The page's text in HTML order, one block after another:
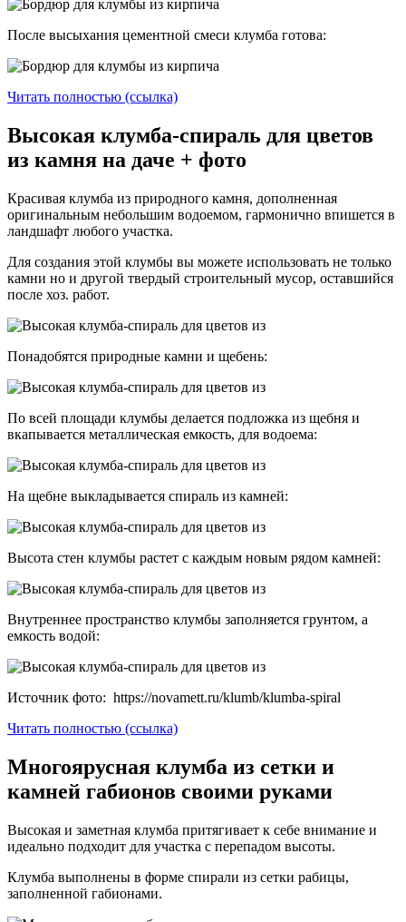
После высыхания цементной смеси клумба готова:
Читать полностью (ссылка)
Высокая клумба-спираль для цветов
из камня на даче + фото
Красивая клумба из природного камня, дополненная
оригинальным небольшим водоемом, гармонично впишется в
ландшафт любого участка.
Для создания этой клумбы вы можете использовать не только
камни но и другой твердый строительный мусор, оставшийся
после хоз. работ.
Понадобятся природные камни и щебень:
По всей площади клумбы делается подложка из щебня и
вкапывается металлическая емкость, для водоема:
На щебне выкладывается спираль из камней:
Высота стен клумбы растет с каждым новым рядом камней:
Внутреннее пространство клумбы заполняется грунтом, а
емкость водой:
Источник фото: https://novamett.ru/klumb/klumba-spiral
Читать полностью (ссылка)
Многоярусная клумба из сетки и
камней габионов своими руками
Высокая и заметная клумба притягивает к себе внимание и
идеально подходит для участка с перепадом высоты.
Клумба выполнены в форме спирали из сетки рабицы,
заполненной габионами.